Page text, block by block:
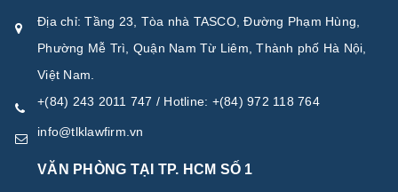
Địa chỉ: Tầng 23, Tòa nhà TASCO, Đường Phạm Hùng,
Phường Mễ Trì, Quận Nam Từ Liêm, Thành phố Hà Nội,
Việt Nam.
+(84) 243 2011 747 / Hotline: +(84) 972 118 764
info@tlklawfirm.vn
VĂN PHÒNG TẠI TP. HCM SỐ 1